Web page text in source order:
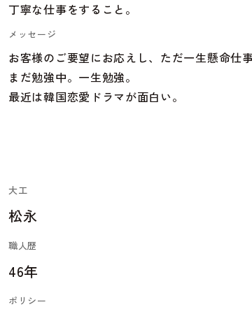
丁寧な仕事をすること。
メッセージ
お客様のご要望にお応えし、ただ一生懸命仕
まだ勉強中。一生勉強。
最近は韓国恋愛ドラマが面白い。
大工
松永
職人歴
46年
ポリシー